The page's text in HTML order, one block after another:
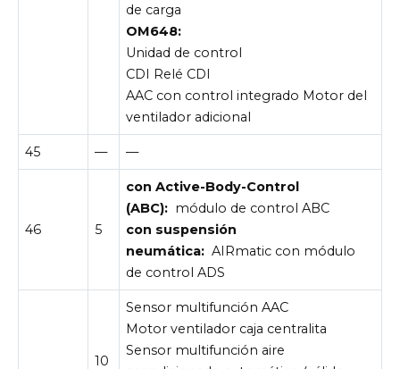
de carga
OM648:
Unidad de control
CDI Relé CDI
AAC con control integrado Motor del
ventilador adicional
45 — —
46 5
con Active-Body-Control
(ABC): módulo de control ABC
con suspensión
neumática: AIRmatic con módulo
de control ADS
10
Sensor multifunción AAC
Motor ventilador caja centralita
Sensor multifunción aire